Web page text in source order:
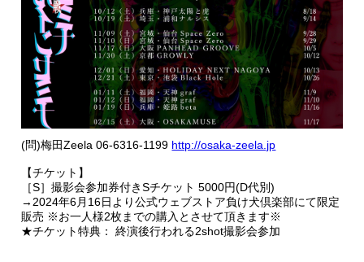
(問)梅田Zeela 06-6316-1199 http://osaka-zeela.jp
【チケット】
［S］撮影会参加券付きSチケット 5000円(D代別)
→2024年6月16日より公式ウェブストア負け犬倶楽部にて限定
販売 ※お一人様2枚までの購入とさせて頂きます※
★チケット特典： 終演後行われる2shot撮影会参加